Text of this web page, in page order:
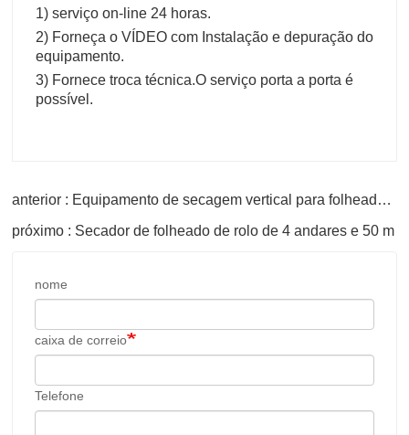
1) serviço on-line 24 horas.
2) Forneça o VÍDEO com Instalação e depuração do
equipamento.
3) Fornece troca técnica.O serviço porta a porta é
possível.
anterior : Equipamento de secagem vertical para folheados novo
próximo : Secador de folheado de rolo de 4 andares e 50 m
nome
caixa de correio
Telefone